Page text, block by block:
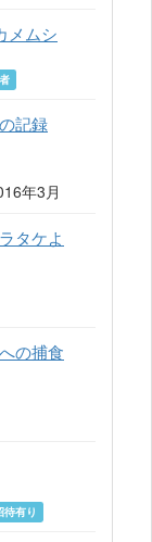
メムシ
記録
年3月
タケよ
の捕食
待有り